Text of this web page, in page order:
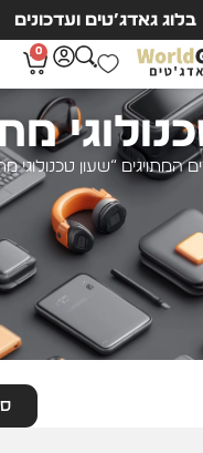
בלוג גאדג’טים ועדכונים
0
המתויגים “שעון טכנולוגי